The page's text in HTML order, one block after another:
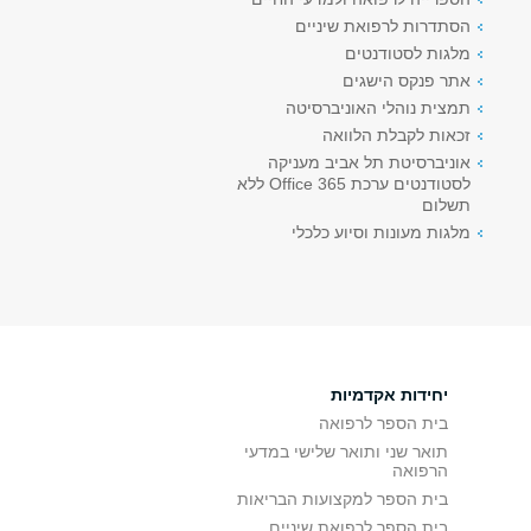
הסתדרות לרפואת שיניים
מלגות לסטודנטים
אתר פנקס הישגים
תמצית נוהלי האוניברסיטה
זכאות לקבלת הלוואה
אוניברסיטת תל אביב מעניקה
לסטודנטים ערכת Office 365 ללא
תשלום
מלגות מעונות וסיוע כלכלי
יחידות אקדמיות
בית הספר לרפואה
תואר שני ותואר שלישי במדעי
הרפואה
בית הספר למקצועות הבריאות